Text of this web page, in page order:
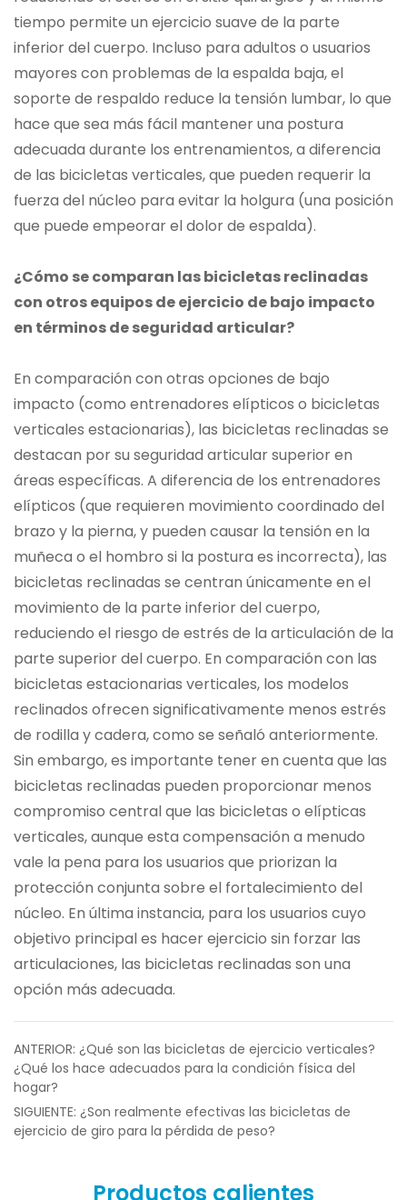
tiempo permite un ejercicio suave de la parte
inferior del cuerpo. Incluso para adultos o usuarios
mayores con problemas de la espalda baja, el
soporte de respaldo reduce la tensión lumbar, lo que
hace que sea más fácil mantener una postura
adecuada durante los entrenamientos, a diferencia
de las bicicletas verticales, que pueden requerir la
fuerza del núcleo para evitar la holgura (una posición
que puede empeorar el dolor de espalda).
¿Cómo se comparan las bicicletas reclinadas
con otros equipos de ejercicio de bajo impacto
en términos de seguridad articular?
En comparación con otras opciones de bajo
impacto (como entrenadores elípticos o bicicletas
verticales estacionarias), las bicicletas reclinadas se
destacan por su seguridad articular superior en
áreas específicas. A diferencia de los entrenadores
elípticos (que requieren movimiento coordinado del
brazo y la pierna, y pueden causar la tensión en la
muñeca o el hombro si la postura es incorrecta), las
bicicletas reclinadas se centran únicamente en el
movimiento de la parte inferior del cuerpo,
reduciendo el riesgo de estrés de la articulación de la
parte superior del cuerpo. En comparación con las
bicicletas estacionarias verticales, los modelos
reclinados ofrecen significativamente menos estrés
de rodilla y cadera, como se señaló anteriormente.
Sin embargo, es importante tener en cuenta que las
bicicletas reclinadas pueden proporcionar menos
compromiso central que las bicicletas o elípticas
verticales, aunque esta compensación a menudo
vale la pena para los usuarios que priorizan la
protección conjunta sobre el fortalecimiento del
núcleo. En última instancia, para los usuarios cuyo
objetivo principal es hacer ejercicio sin forzar las
articulaciones, las bicicletas reclinadas son una
opción más adecuada.
ANTERIOR: ¿Qué son las bicicletas de ejercicio verticales?
¿Qué los hace adecuados para la condición física del
hogar?
SIGUIENTE: ¿Son realmente efectivas las bicicletas de
ejercicio de giro para la pérdida de peso?
Productos calientes